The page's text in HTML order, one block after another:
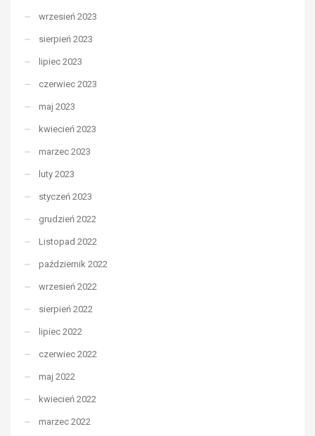
wrzesień 2023
sierpień 2023
lipiec 2023
czerwiec 2023
maj 2023
kwiecień 2023
marzec 2023
luty 2023
styczeń 2023
grudzień 2022
Listopad 2022
październik 2022
wrzesień 2022
sierpień 2022
lipiec 2022
czerwiec 2022
maj 2022
kwiecień 2022
marzec 2022